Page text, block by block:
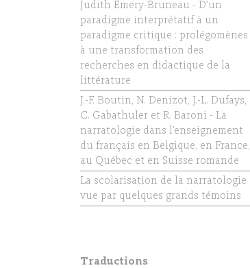
Judith Émery-Bruneau - D’un
paradigme interprétatif à un
paradigme critique : prolégomènes
à une transformation des
recherches en didactique de la
littérature
J.-F. Boutin, N. Denizot, J.-L. Dufays,
C. Gabathuler et R. Baroni - La
narratologie dans l’enseignement
du français en Belgique, en France,
au Québec et en Suisse romande
La scolarisation de la narratologie
vue par quelques grands témoins
Traductions